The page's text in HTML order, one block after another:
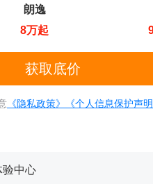
朗逸
8万起
《隐私政策》 《个人信息保护声
验中心